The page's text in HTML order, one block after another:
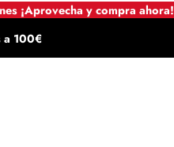
¡Aprovecha y compra ahora!
a 100€